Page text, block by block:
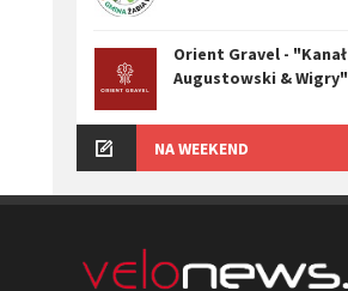
Orient Gravel - "Kanał
Augustowski & Wigry"
NA WEEKEND